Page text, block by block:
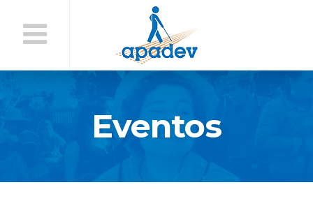
Conteúdo
Eventos